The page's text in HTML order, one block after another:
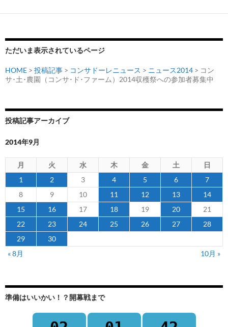
ン
ただいま表示されているページ
HOME > 投稿記事 > コンサドーレニュース > ニュース2014 > コン
サ･土･農園（コンサ･ド･ファーム）2014収穫祭への参加者募集中
投稿記事アーカイブ
2014年9月
月 火 水 木 金 土
日
1
2 3 4 5 6
7
8
9 10 11 12 13
14
15
16 17 18 19 20
21
22
23 24 25 26 27
28
29
30
« 8月
10月 »
準備はいいかい！？開幕戦まで